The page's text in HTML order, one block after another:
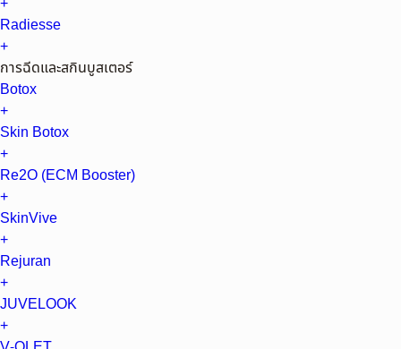
Radiesse
+
การฉีดและสกินบูสเตอร์
Botox
+
Skin Botox
+
Re2O (ECM Booster)
+
SkinVive
+
Rejuran
+
JUVELOOK
+